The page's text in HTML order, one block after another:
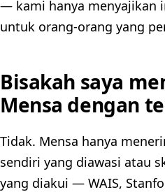
— kami hanya menyajikan
untuk orang-orang yang
Bisakah saya
Mensa dengan
Tidak. Mensa hanya
sendiri yang diawasi atau
yang diakui — WAIS,